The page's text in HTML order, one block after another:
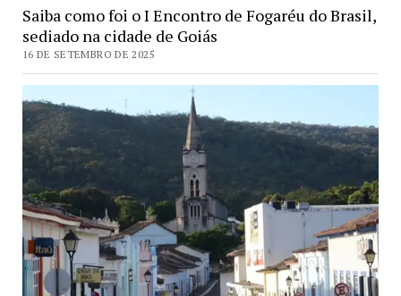
Saiba como foi o I Encontro de Fogaréu do Brasil,
sediado na cidade de Goiás
16 DE SETEMBRO DE 2025